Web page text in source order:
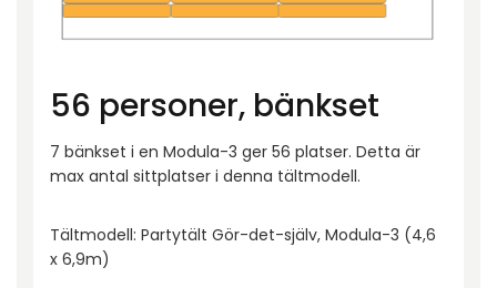
56 personer, bänkset
7 bänkset i en Modula-3 ger 56 platser. Detta är
max antal sittplatser i denna tältmodell.
Tältmodell: Partytält Gör-det-själv, Modula-3 (4,6
x 6,9m)